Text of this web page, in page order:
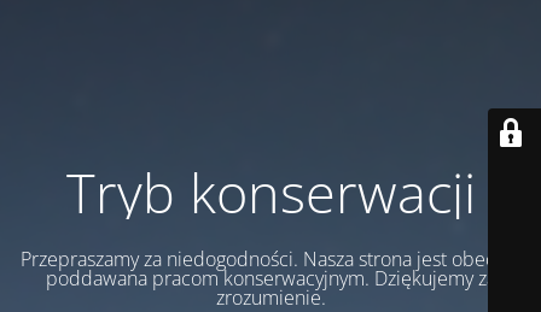
Tryb konserwacji
Przepraszamy za niedogodności. Nasza strona jest obecnie
poddawana pracom konserwacyjnym. Dziękujemy za
zrozumienie.